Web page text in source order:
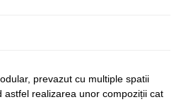
prevazut cu multiple spatii
astfel realizarea unor compoziții cat